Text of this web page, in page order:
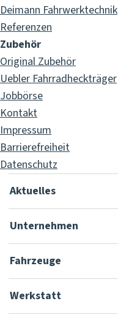
Deimann Fahrwerktechnik
Referenzen
Zubehör
Original Zubehör
Uebler Fahrradheckträger
Jobbörse
Kontakt
Impressum
Barrierefreiheit
Datenschutz
Aktuelles
Unternehmen
Fahrzeuge
Werkstatt